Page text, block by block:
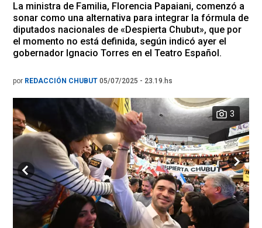
La ministra de Familia, Florencia Papaiani, comenzó a
sonar como una alternativa para integrar la fórmula de
diputados nacionales de «Despierta Chubut», que por
el momento no está definida, según indicó ayer el
gobernador Ignacio Torres en el Teatro Español.
por REDACCIÓN CHUBUT 05/07/2025 - 23.19.hs
3